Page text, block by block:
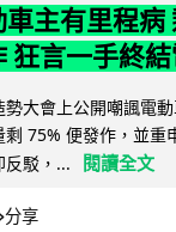
主有里程病
狂言一手終
大會上公開嘲諷電
75% 便發作，並重
反駁，...
閱讀全文
分享